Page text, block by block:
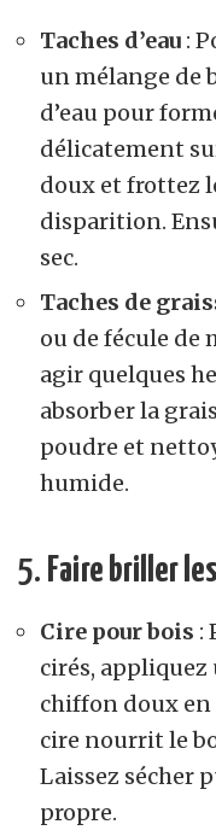
Taches d’eau :
un mélange de
d’eau pour
délicatement
doux et frottez
disparition.
sec.
Taches de
ou de fécule de
agir quelques
absorber la
poudre et
humide.
5. Faire briller
Cire pour bois :
cirés, appliquez
chiffon doux en
cire nourrit le
Laissez sécher
propre.